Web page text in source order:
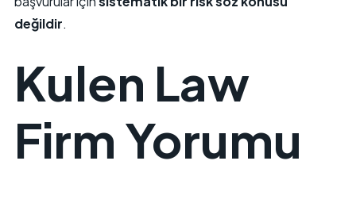
değildir.
Kulen Law
Firm Yorumu